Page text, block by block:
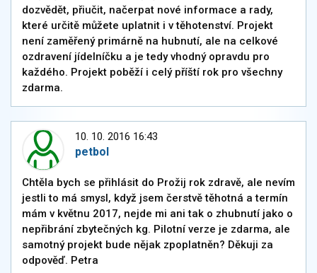
dozvědět, přiučit, načerpat nové informace a rady,
které určitě můžete uplatnit i v těhotenství. Projekt
není zaměřený primárně na hubnutí, ale na celkové
ozdravení jídelníčku a je tedy vhodný opravdu pro
každého. Projekt poběží i celý příští rok pro všechny
zdarma.
10. 10. 2016 16:43
petbol
Chtěla bych se přihlásit do Prožij rok zdravě, ale nevím
jestli to má smysl, když jsem čerstvě těhotná a termín
mám v květnu 2017, nejde mi ani tak o zhubnutí jako o
nepřibrání zbytečných kg. Pilotní verze je zdarma, ale
samotný projekt bude nějak zpoplatněn? Děkuji za
odpověď. Petra